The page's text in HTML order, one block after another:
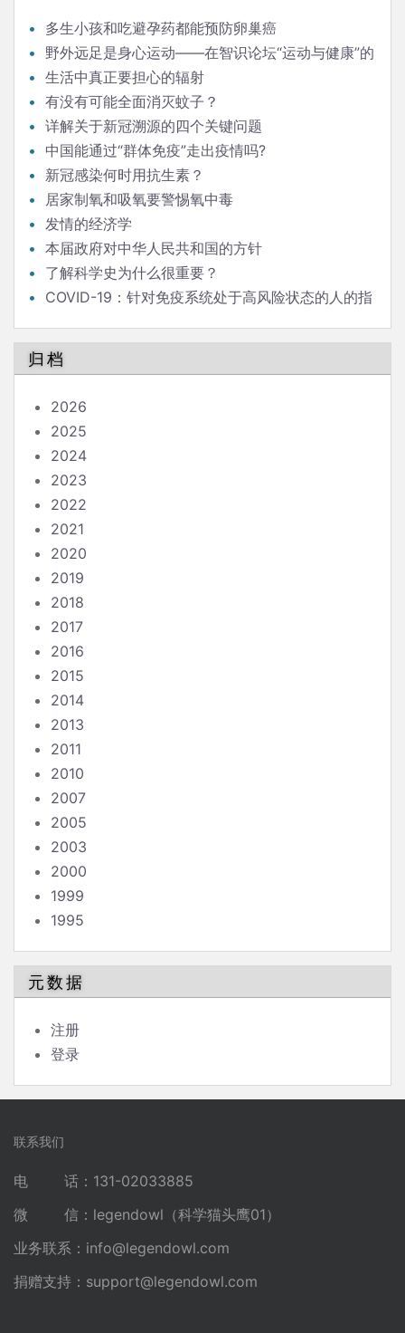
多生小孩和吃避孕药都能预防卵巢癌
野外远足是身心运动——在智识论坛“运动与健康”的
发言生活中真正要担心的辐射
有没有可能全面消灭蚊子？
详解关于新冠溯源的四个关键问题
中国能通过“群体免疫”走出疫情吗?
新冠感染何时用抗生素？
居家制氧和吸氧要警惕氧中毒
发情的经济学
本届政府对中华人民共和国的方针
了解科学史为什么很重要？
COVID-19：针对免疫系统处于高风险状态的人的指
归档
2026
2025
2024
2023
2022
2021
2020
2019
2018
2017
2016
2015
2014
2013
2011
2010
2007
2005
2003
2000
1999
1995
元数据
注册
登录
联系我们
电 话：131-02033885
微 信：legendowl（科学猫头鹰01）
业务联系： info@legendowl.com
捐赠支持： support@legendowl.com